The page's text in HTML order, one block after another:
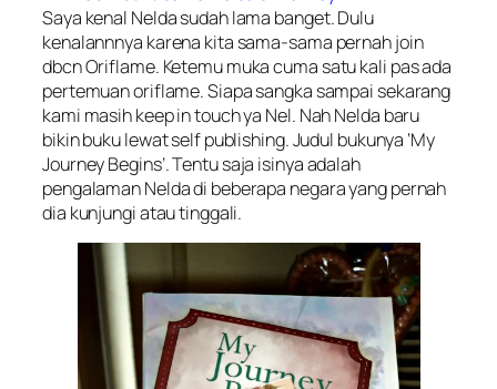
Saya kenal Nelda sudah lama banget. Dulu
kenalannnya karena kita sama-sama pernah join
dbcn Oriflame. Ketemu muka cuma satu kali pas ada
pertemuan oriflame. Siapa sangka sampai sekarang
kami masih keep in touch ya Nel. Nah Nelda baru
bikin buku lewat self publishing. Judul bukunya ‘My
Journey Begins’. Tentu saja isinya adalah
pengalaman Nelda di beberapa negara yang pernah
dia kunjungi atau tinggali.